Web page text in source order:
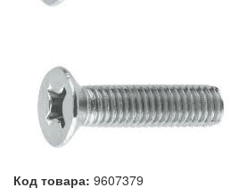
Код товара: 9607379